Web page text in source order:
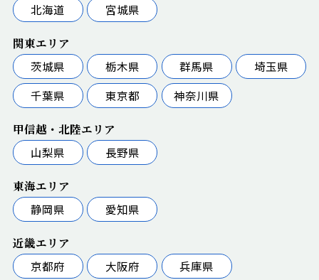
北海道
宮城県
関東エリア
茨城県
栃木県 群馬県
埼玉県
千葉県
東京都 神奈川県
甲信越・北陸エリア
山梨県
長野県
東海エリア
静岡県
愛知県
近畿エリア
京都府
大阪府 兵庫県